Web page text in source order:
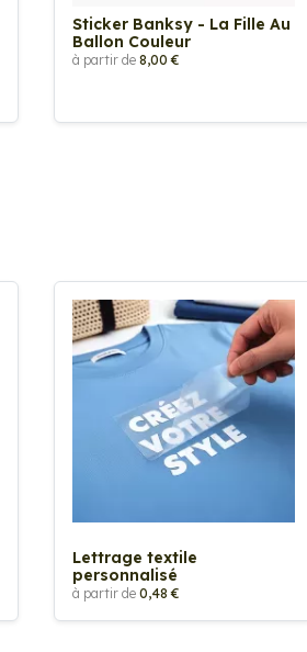
Sticker Banksy - La Fille Au
Ballon Couleur
à partir de 8,00 €
Lettrage textile
personnalisé
à partir de 0,48 €